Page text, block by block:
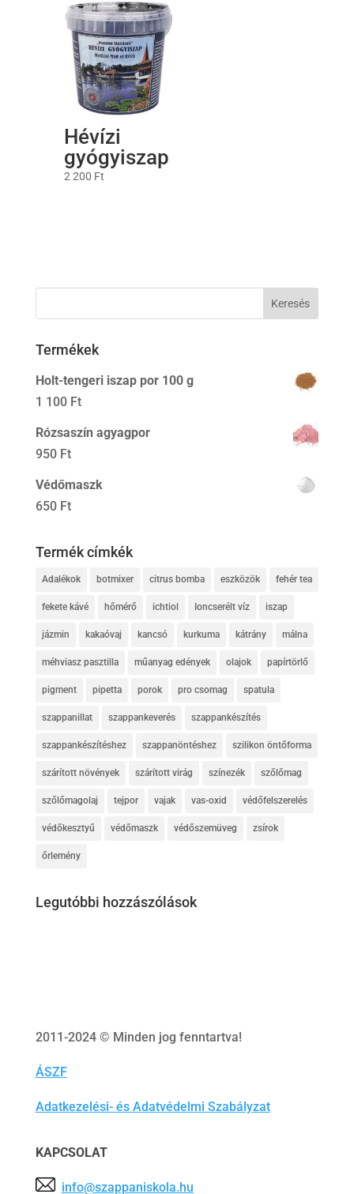
Hévízi
gyógyiszap
2 200 Ft
Termékek
Holt-tengeri iszap por 100 g
1 100 Ft
Rózsaszín agyagpor
950 Ft
Védőmaszk
650 Ft
Termék címkék
Adalékok botmixer citrus bomba eszközök fehér tea
fekete kávé hőmérő ichtiol Ioncserélt víz iszap
jázmin kakaóvaj kancsó kurkuma kátrány málna
méhviasz pasztilla műanyag edények olajok papírtörlő
pigment pipetta porok pro csomag spatula
szappanillat szappankeverés szappankészítés
szappankészítéshez szappanöntéshez szilikon öntőforma
szárított növények szárított virág színezék szőlőmag
szőlőmagolaj tejpor vajak vas-oxid védőfelszerelés
védőkesztyű védőmaszk védőszemüveg zsírok
őrlemény
Legutóbbi hozzászólások
2011-2024 © Minden jog fenntartva!
ÁSZF
Adatkezelési- és Adatvédelmi Szabályzat
KAPCSOLAT
info@szappaniskola.hu